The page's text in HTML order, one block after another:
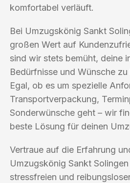
komfortabel verläuft.
Bei Umzugskönig Sankt
großen Wert auf
sind wir stets bemüht, deine
Bedürfnisse und Wünsche
Egal, ob es um spezielle
Transportverpackung,
Sonderwünsche geht – wir
beste Lösung für deinen
Vertraue auf die Erfahrung
Umzugskönig Sankt
stressfreien und